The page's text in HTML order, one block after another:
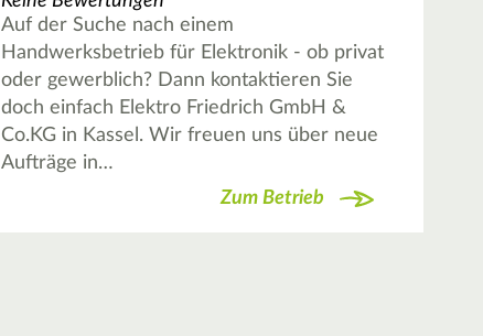
Auf der Suche nach einem
Handwerksbetrieb für Elektronik - ob privat
oder gewerblich? Dann kontaktieren Sie
doch einfach Elektro Friedrich GmbH &
Co.KG in Kassel. Wir freuen uns über neue
Aufträge in…
Zum Betrieb